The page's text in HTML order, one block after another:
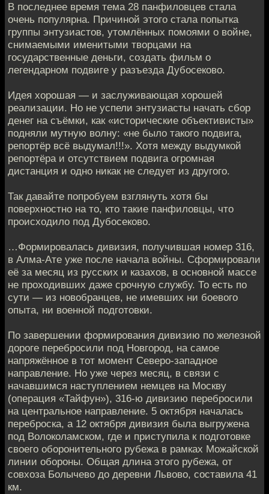
В последнее время тема 28 панфиловцев стала
очень популярна. Причиной этого стала попытка
группы энтузиастов, утомлённых помоями о войне,
снимаемыми именитыми творцами на
государственные деньги, создать фильм о
легендарном подвиге у разъезда Дубосеково.
Идея хорошая — и заслуживающая хорошей
реализации. Но не успели энтузиасты начать сбор
денег на съёмки, как «исторические объективисты»
подняли мутную волну: «не было такого подвига,
репортёр всё выдумал!!!». Хотя между выдумкой
репортёра и отсутствием подвига огромная
дистанция и одно никак не следует из другого.
Так давайте попробуем взглянуть хотя бы
поверхностно на то, кто такие панфиловцы, что
происходило под Дубосеково.
…Формировалась дивизия, получившая номер 316,
в Алма-Ате уже после начала войны. Сформировали
её за месяц из русских и казахов, в основной массе
не проходивших даже срочную службу. То есть по
сути — из новобранцев, не имевших ни боевого
опыта, ни военной подготовки.
По завершении формирования дивизию по железной
дороге перебросили под Новгород, на самое
напряжённое в тот момент Северо-западное
направление. Но уже через месяц, в связи с
начавшимся наступлением немцев на Москву
(операция «Тайфун»), 316-ю дивизию перебросили
на центральное направление. 5 октября началась
переброска, а 12 октября дивизия была выгружена
под Волоколамском, где и приступила к подготовке
своего оборонительного рубежа в рамках Можайской
линии обороны. Общая длина этого рубежа, от
совхоза Болычево до деревни Львово, составила 41
км.